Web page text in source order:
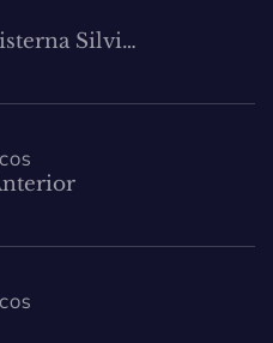
Silvi…